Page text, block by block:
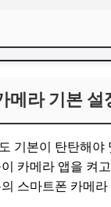
HDR, 이렇게 활
출을 자유자재로
는 꿀정보! 놓치
메라 기본
기본이 탄탄해
카메라 앱을 켜
스마트폰 카메